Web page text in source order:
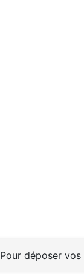
Pour déposer vos